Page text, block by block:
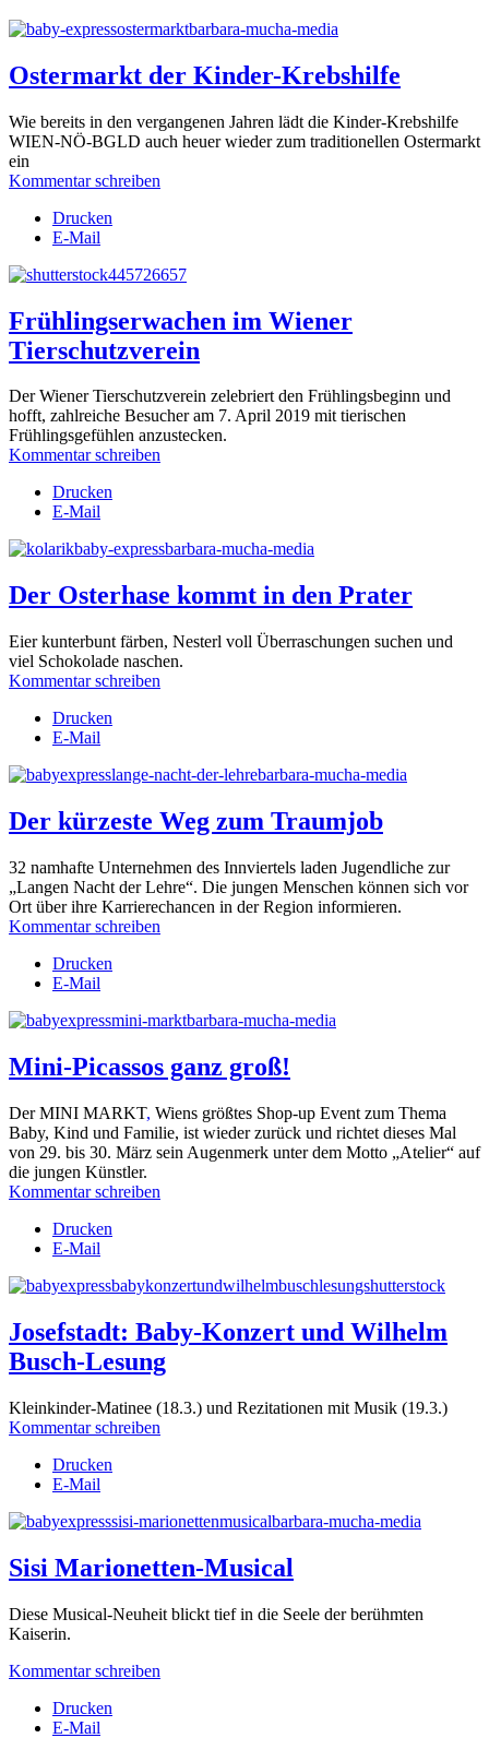
Ostermarkt der Kinder-Krebshilfe
Wie bereits in den vergangenen Jahren lädt die Kinder-Krebshilfe
WIEN-NÖ-BGLD auch heuer wieder zum traditionellen Ostermarkt
ein
Kommentar schreiben
Drucken
E-Mail
Frühlingserwachen im Wiener
Tierschutzverein
Der Wiener Tierschutzverein zelebriert den Frühlingsbeginn und
hofft, zahlreiche Besucher am 7. April 2019 mit tierischen
Frühlingsgefühlen anzustecken.
Kommentar schreiben
Drucken
E-Mail
Der Osterhase kommt in den Prater
Eier kunterbunt färben, Nesterl voll Überraschungen suchen und
viel Schokolade naschen.
Kommentar schreiben
Drucken
E-Mail
Der kürzeste Weg zum Traumjob
32 namhafte Unternehmen des Innviertels laden Jugendliche zur
„Langen Nacht der Lehre“. Die jungen Menschen können sich vor
Ort über ihre Karrierechancen in der Region informieren.
Kommentar schreiben
Drucken
E-Mail
Mini-Picassos ganz groß!
Der MINI MARKT, Wiens größtes Shop-up Event zum Thema
Baby, Kind und Familie, ist wieder zurück und richtet dieses Mal
von 29. bis 30. März sein Augenmerk unter dem Motto „Atelier“ auf
die jungen Künstler.
Kommentar schreiben
Drucken
E-Mail
Josefstadt: Baby-Konzert und Wilhelm
Busch-Lesung
Kleinkinder-Matinee (18.3.) und Rezitationen mit Musik (19.3.)
Kommentar schreiben
Drucken
E-Mail
Sisi Marionetten-Musical
Diese Musical-Neuheit blickt tief in die Seele der berühmten
Kaiserin.
Kommentar schreiben
Drucken
E-Mail